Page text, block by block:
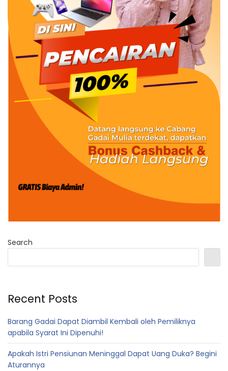
Search
Recent Posts
Barang Gadai Dapat Diambil Kembali oleh Pemiliknya
apabila Syarat Ini Dipenuhi!
Apakah Istri Pensiunan Meninggal Dapat Uang Duka? Begini
Aturannya